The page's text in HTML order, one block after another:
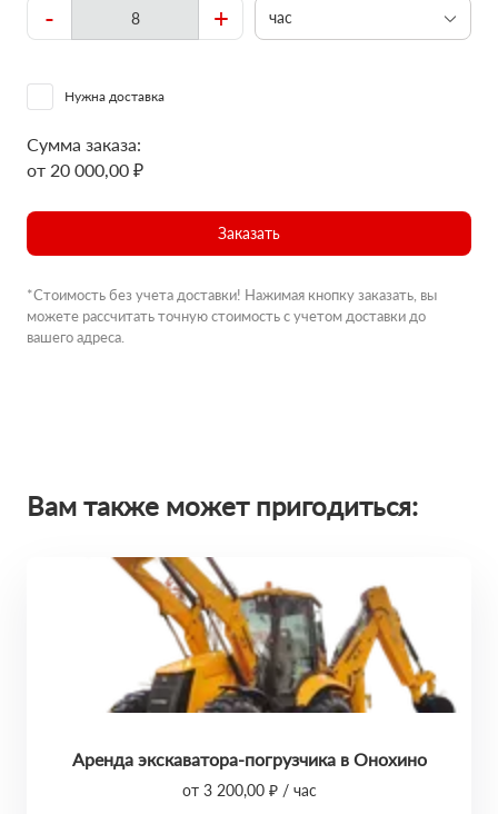
- + час
Нужна доставка
Сумма заказа:
от 20 000,00 ₽
Заказать
*Стоимость без учета доставки! Нажимая кнопку заказать, вы
можете рассчитать точную стоимость с учетом доставки до
вашего адреса.
Вам также может пригодиться:
Аренда экскаватора-погрузчика в Онохино
от 3 200,00 ₽ / час